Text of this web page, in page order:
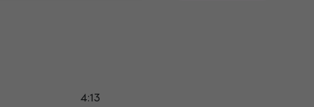
4:13